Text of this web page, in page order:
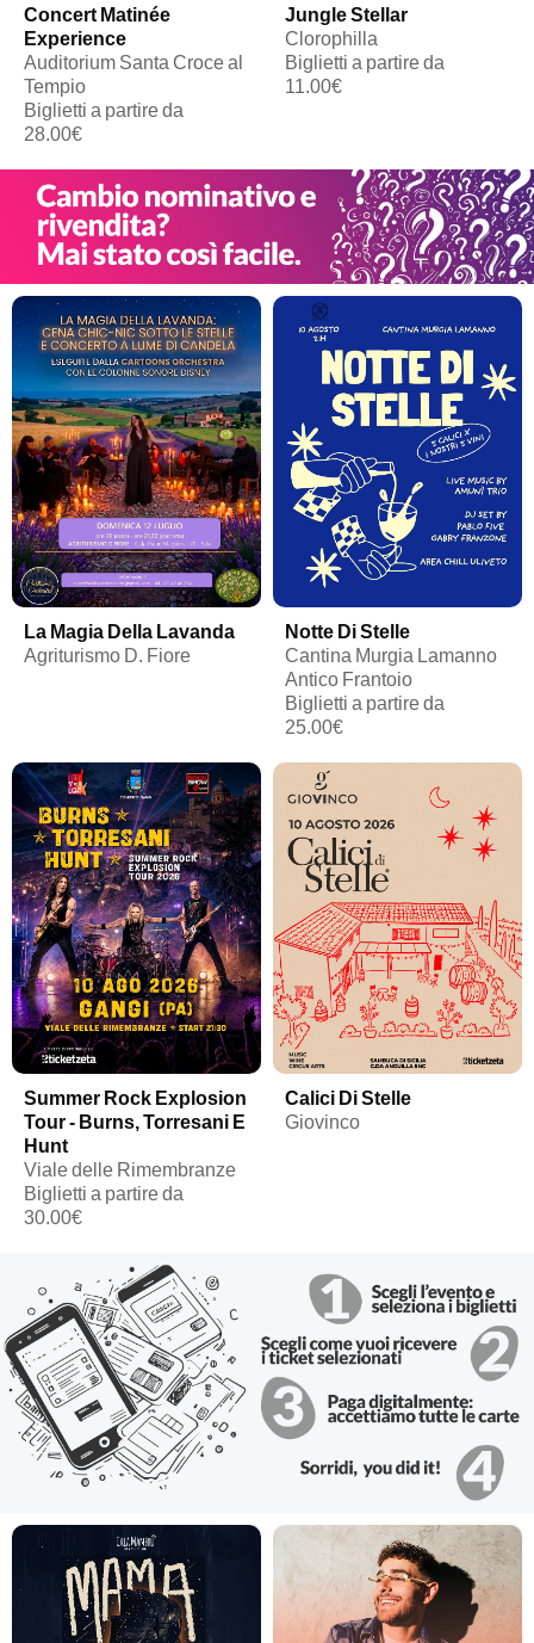
Concert Matinée
Experience
Auditorium Santa Croce al
Tempio
Biglietti a partire da
28.00€
Jungle Stellar
Clorophilla
Biglietti a partire da
11.00€
La Magia Della Lavanda
Agriturismo D. Fiore
Notte Di Stelle
Cantina Murgia Lamanno
Antico Frantoio
Biglietti a partire da
25.00€
Summer Rock Explosion
Tour - Burns, Torresani E
Hunt
Viale delle Rimembranze
Biglietti a partire da
30.00€
Calici Di Stelle
Giovinco